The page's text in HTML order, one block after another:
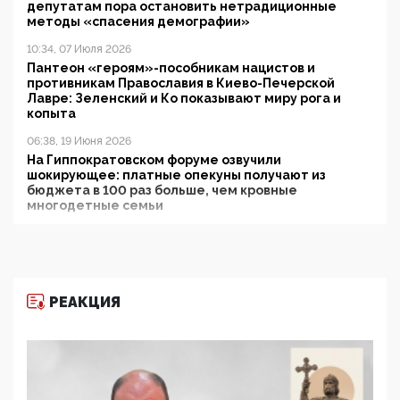
депутатам пора остановить нетрадиционные
методы «спасения демографии»
10:34, 07 Июля 2026
Пантеон «героям»-пособникам нацистов и
противникам Православия в Киево-Печерской
Лавре: Зеленский и Ко показывают миру рога и
копыта
06:38, 19 Июня 2026
На Гиппократовском форуме озвучили
шокирующее: платные опекуны получают из
бюджета в 100 раз больше, чем кровные
многодетные семьи
11:53, 09 Июня 2026
деятельность ИИТО ЮНЕСКО в России, но
цифроглобалисты продолжают определять
повестку в образовании
РЕАКЦИЯ